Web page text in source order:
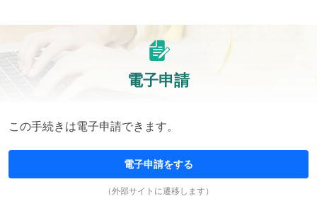
電子申請
この手続きは電子申請できます。
電子申請をする
（外部サイトに遷移します）